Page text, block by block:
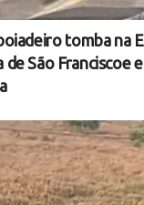
tomba na
São Franciscoe